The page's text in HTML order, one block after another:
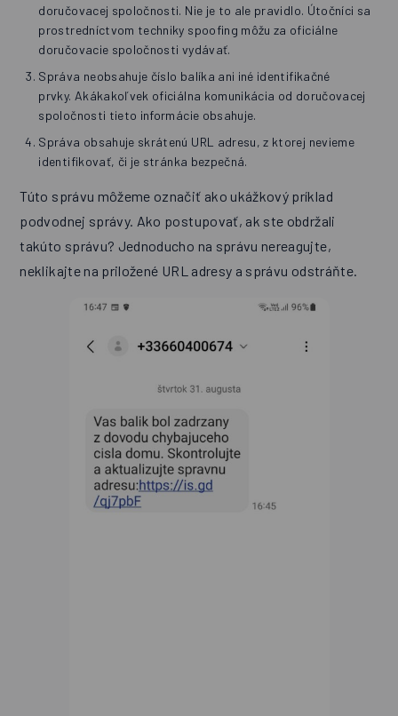
doručovacej spoločnosti. Nie je to ale pravidlo. Útočníci sa
prostredníctvom techniky spoofing môžu za oficiálne
doručovacie spoločnosti vydávať.
Správa neobsahuje číslo balíka ani iné identifikačné
prvky. Akákakoľvek oficiálna komunikácia od doručovacej
spoločnosti tieto informácie obsahuje.
Správa obsahuje skrátenú URL adresu, z ktorej nevieme
identifikovať, či je stránka bezpečná.
Túto správu môžeme označiť ako ukážkový príklad
podvodnej správy. Ako postupovať, ak ste obdržali
takúto správu? Jednoducho na správu nereagujte,
neklikajte na priložené URL adresy a správu odstráňte.